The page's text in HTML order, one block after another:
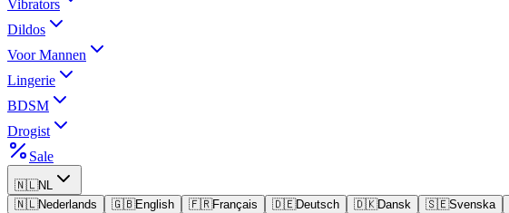
Vibrators
Dildos
Voor Mannen
Lingerie
BDSM
Drogist
Sale
🇳🇱NL
🇳🇱Nederlands 🇬🇧English 🇫🇷Français 🇩🇪Deutsch 🇩🇰Dansk 🇸🇪Svenska